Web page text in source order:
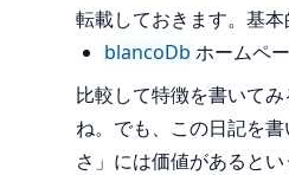
転載しておきます。基
blancoDb ホームペ
比較して特徴を書いて
ね。でも、この日記を
さ」には価値があると